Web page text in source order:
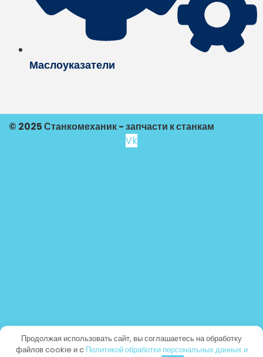
Маслоуказатели
© 2025 Станкомеханик - запчасти к станкам
Vk
Продолжая использовать сайт, вы соглашаетесь на обработку
файлов cookie и c Политикой обработки персональных данных и